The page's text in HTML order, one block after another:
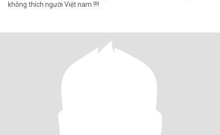
không thích người Việt nam !!!!